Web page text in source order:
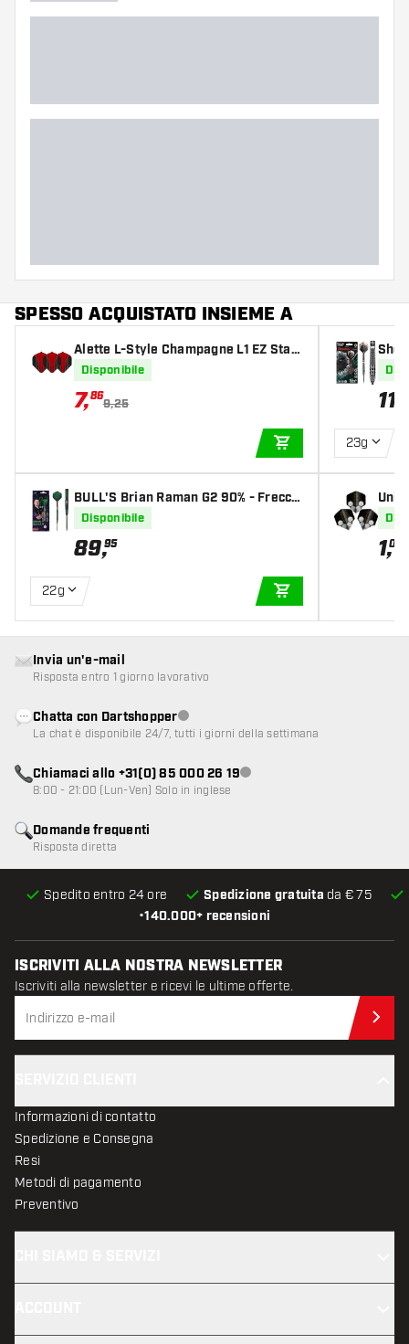
Forma delle punte Tapered Point
SPESSO ACQUISTATO INSIEME A
Alette L-Style Champagne L1 EZ Stan
dard Inception Red
Disponibile
7,86
9,25
AGGIUNGI AL
BULL'S Brian Raman G2 90% - Frecce
tte Steel Darts
Disponibile
89,95
22g
Shot
teel
23g
ette
1,05
•140.000+ recensioni
Spedito entro 24 ore Spedizione gratuita da € 75
Domande frequenti
Risposta diretta
Invia un'e-mail
Risposta entro 1 giorno lavorativo
Chatta con DartshopperServizio clienti non disponibile
La chat è disponibile 24/7, tutti i giorni della settimana
Chiamaci allo +31(0) 85 000 26 19Servizio clienti non disponibile
8:00 - 21:00 (Lun-Ven) Solo in inglese
ISCRIVITI ALLA NOSTRA NEWSLETTER
Iscriviti alla newsletter e ricevi le ultime offerte.
Informazioni di contatto
Spedizione e Consegna
Resi
Metodi di pagamento
Preventivo